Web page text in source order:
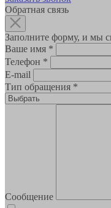
Обратная связь
Заполните форму, и мы
Ваше имя *
Телефон *
E-mail
Тип обращения *
Сообщение